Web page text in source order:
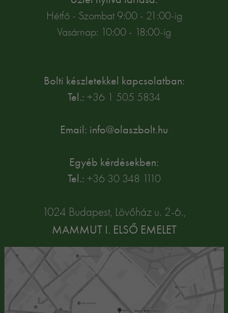
Hétfő - Szombat 9:00 - 21:00-ig
Vasárnap: 10:00 - 18:00-ig
Bolti készletekkel kapcsolatban:
Tel.: +36 1 505 5834
Email: info@olaszbolt.hu
Egyéb kérdésekben:
Tel.: +36 30 348 1110
1024 Budapest, Lövőház u. 2-6.,
MAMMUT I. ELSŐ EMELET